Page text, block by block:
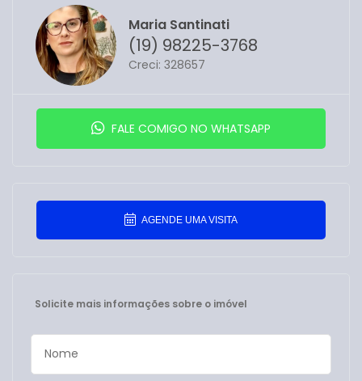
Maria Santinati
(19) 98225-3768
Creci: 328657
FALE COMIGO NO WHATSAPP
AGENDE UMA VISITA
Solicite mais informações sobre o imóvel